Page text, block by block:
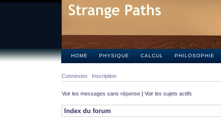
HOME PHYSIQUE CALCUL PHILOSOPHIE
Connexion Inscription
Voir les messages sans réponse | Voir les sujets actifs
Index du forum